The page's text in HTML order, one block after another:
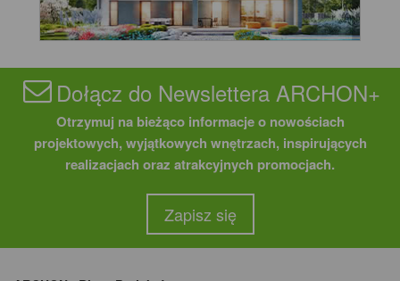
Dołącz do Newslettera ARCHON+
Otrzymuj na bieżąco informacje o nowościach
projektowych, wyjątkowych wnętrzach, inspirujących
realizacjach oraz atrakcyjnych promocjach.
Zapisz się